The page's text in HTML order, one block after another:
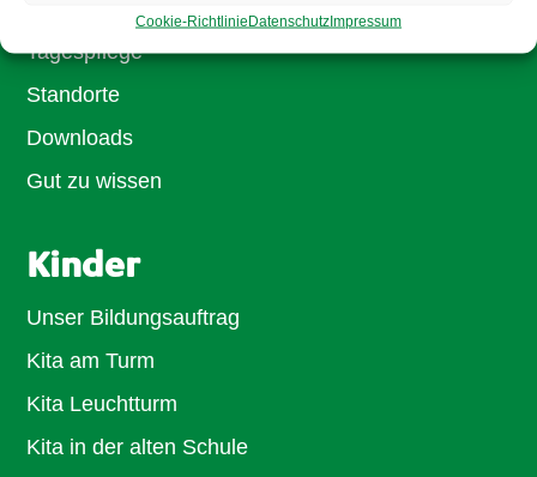
Cookie-RichtlinieDatenschutzImpressum
Tagespflege
Standorte
Downloads
Gut zu wissen
Kinder
Unser Bildungsauftrag
Kita am Turm
Kita Leuchtturm
Kita in der alten Schule